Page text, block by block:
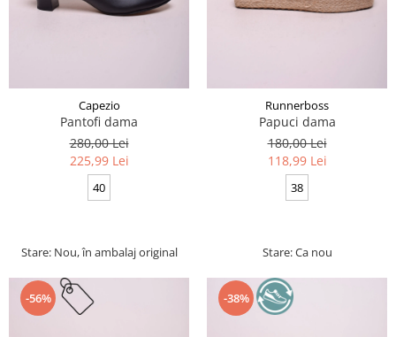
Capezio
Pantofi dama
280,00 Lei
225,99 Lei
40
Stare: Nou, în ambalaj original
Runnerboss
Papuci dama
180,00 Lei
118,99 Lei
38
Stare: Ca nou
-56% -38%